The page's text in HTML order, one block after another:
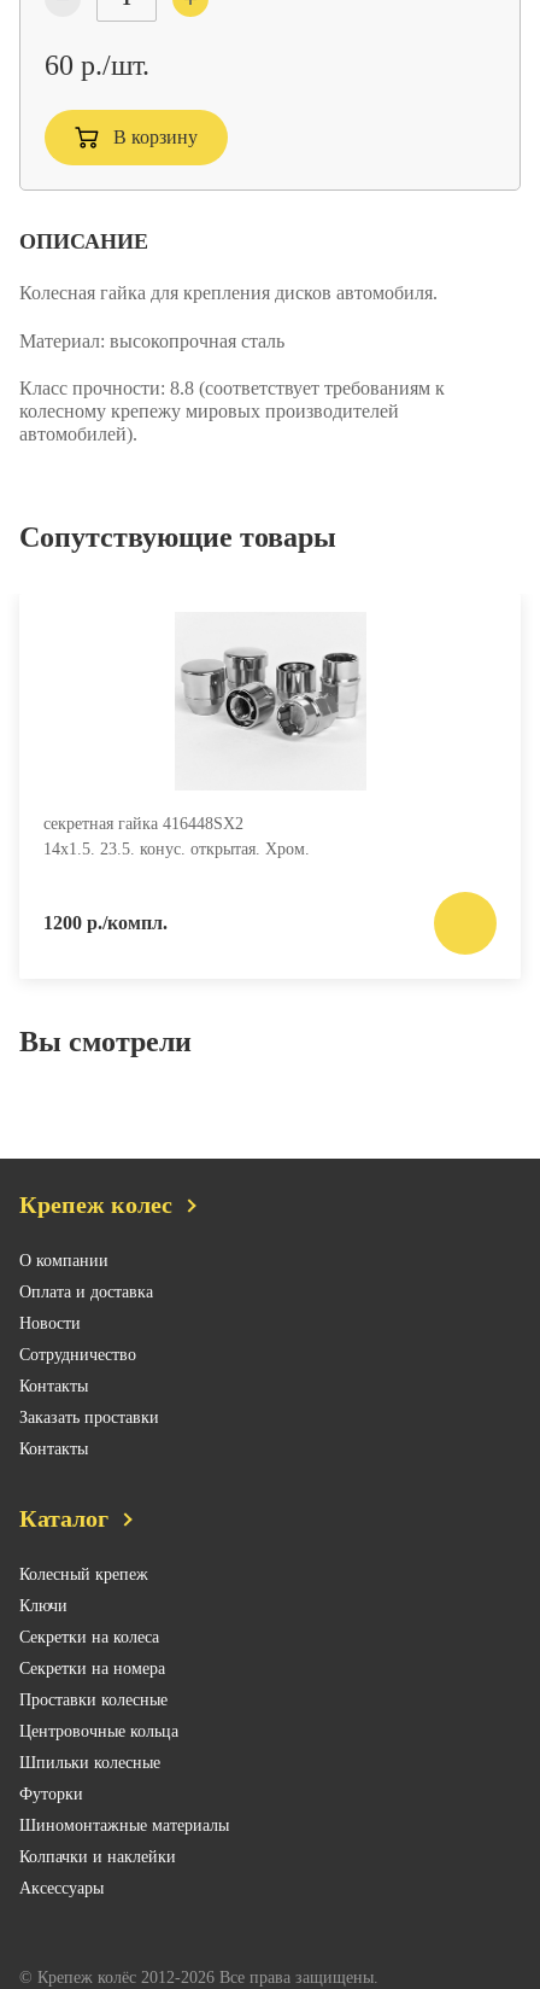
60 р./шт.
В корзину
ОПИСАНИЕ
Колесная гайка для крепления дисков автомобиля.
Материал: высокопрочная сталь
Класс прочности: 8.8 (соответствует требованиям к
колесному крепежу мировых производителей
автомобилей).
Сопутствующие товары
секретная гайка 416448SX2
14х1.5. 23.5. конус. открытая. Хром.
1200 р./компл.
Вы смотрели
Крепеж колес
О компании
Оплата и доставка
Новости
Сотрудничество
Контакты
Заказать проставки
Контакты
Каталог
Колесный крепеж
Ключи
Секретки на колеса
Секретки на номера
Проставки колесные
Центровочные кольца
Шпильки колесные
Футорки
Шиномонтажные материалы
Колпачки и наклейки
Аксессуары
© Крепеж колёс 2012-2026 Все права защищены.